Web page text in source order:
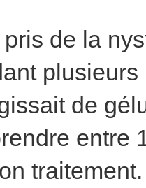
de la
de
entre
traitement.